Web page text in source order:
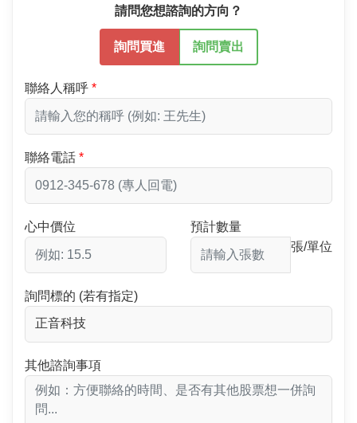
請問您想諮詢的方向？
詢問買進 詢問賣出
聯絡人稱呼
聯絡電話
心中價位
預計數量
張/單位
詢問標的 (若有指定)
其他諮詢事項